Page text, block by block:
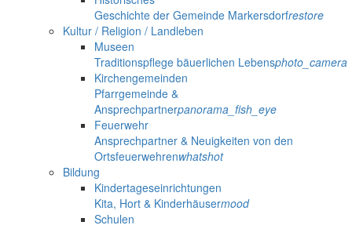
Geschichte der Gemeinde Markersdorfrestore
Kultur / Religion / Landleben
Museen
Traditionspflege bäuerlichen Lebensphoto_camera
Kirchengemeinden
Pfarrgemeinde &
Ansprechpartnerpanorama_fish_eye
Feuerwehr
Ansprechpartner & Neuigkeiten von den
Ortsfeuerwehrenwhatshot
Bildung
Kindertageseinrichtungen
Kita, Hort & Kinderhäusermood
Schulen